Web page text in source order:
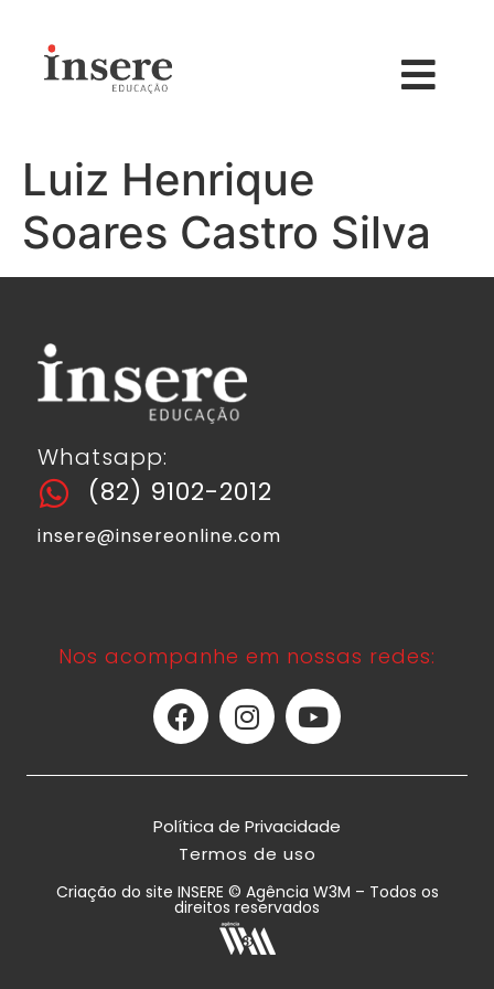
Luiz Henrique
Soares Castro Silva
Whatsapp:
(82) 9102-2012
insere@insereonline.com
Nos acompanhe em nossas redes:
Política de Privacidade
Termos de uso
Criação do site INSERE © Agência W3M – Todos os
direitos reservados